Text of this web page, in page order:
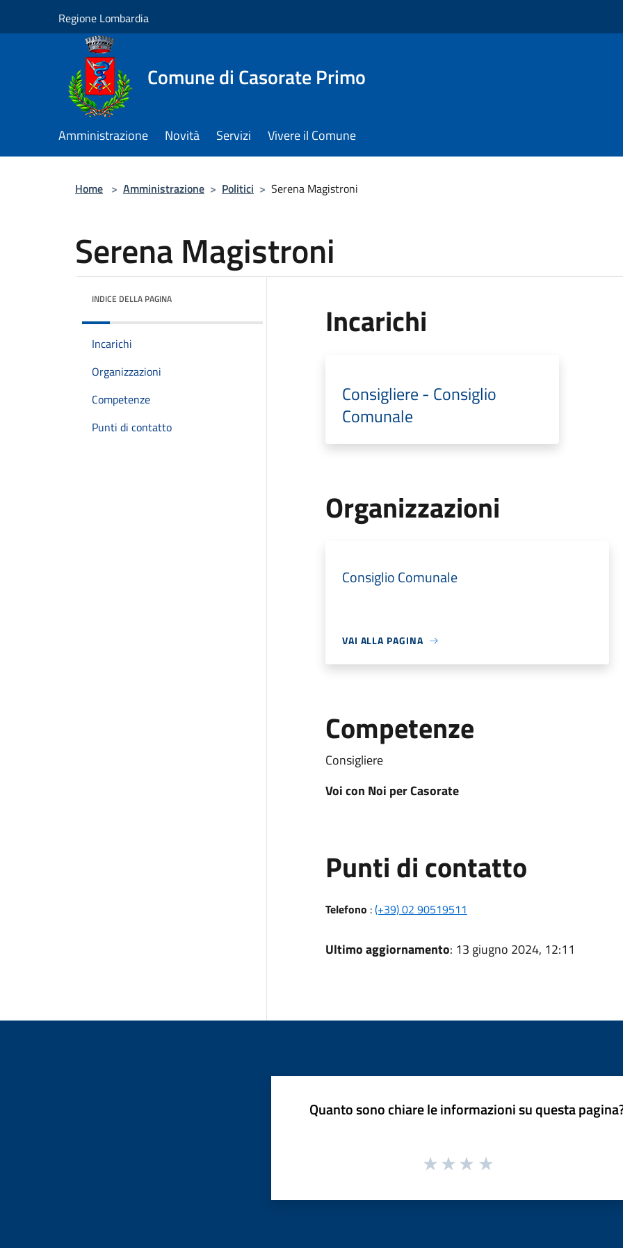
Regione Lombardia
Comune di Casorate Primo
Amministrazione Novità Servizi Vivere il Comune
Home > Amministrazione > Politici > Serena Magistroni
Serena Magistroni
INDICE DELLA PAGINA
Incarichi
Organizzazioni
Competenze
Punti di contatto
Incarichi
Consigliere - Consiglio
Comunale
Organizzazioni
Consiglio Comunale
VAI ALLA PAGINA
Competenze
Consigliere
Voi con Noi per Casorate
Punti di contatto
Telefono :(+39) 02 90519511
Ultimo aggiornamento: 13 giugno 2024, 12:11
Quanto sono chiare le informazioni su questa